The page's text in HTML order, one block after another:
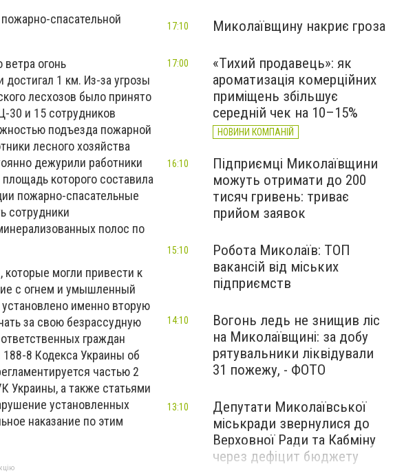
спасательной
огонь
1 км. Из-за угрозы
лесхозов было принято
30 и 15 сотрудников
подъезда пожарной
лесного хозяйства
дежурили работники
которого составила
пожарно-спасательные
сотрудники
полос по
могли привести к
с огнем и умышленный
именно вторую
за свою безрассудную
граждан
8 Кодекса Украины об
частью 2
Украины, а также статьями
установленных
наказание по этим
Миколаївщину накриє гроза
17:10
«Тихий продавець»: як
ароматизація комерційних
приміщень збільшує
середній чек на 10–15%
НОВИНИ КОМПАНІЙ
17:00
Підприємці Миколаївщини
можуть отримати до 200
тисяч гривень: триває
прийом заявок
16:10
Робота Миколаїв: ТОП
вакансій від міських
підприємств
15:10
Вогонь ледь не знищив ліс
на Миколаївщині: за добу
рятувальники ліквідували
31 пожежу, - ФОТО
14:10
Депутати Миколаївської
міськради звернулися до
Верховної Ради та Кабміну
через дефіцит бюджету
13:10